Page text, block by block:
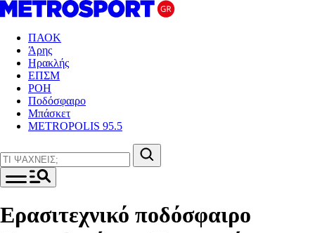
ΠΑΟΚ
Άρης
Ηρακλής
ΕΠΣΜ
ΡΟΗ
Ποδόσφαιρο
Μπάσκετ
METROPOLIS 95.5
Ερασιτεχνικό ποδόσφαιρο